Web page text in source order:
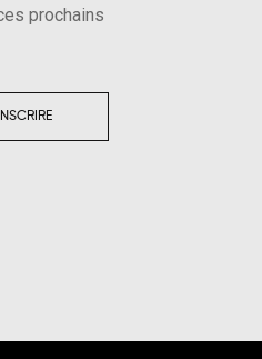
prochains